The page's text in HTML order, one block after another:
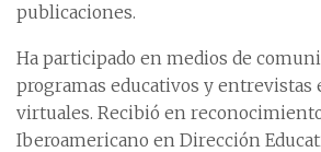
publicaciones.
Ha participado en medios de
programas educativos y entrevistas
virtuales. Recibió en
Iberoamericano en Dirección